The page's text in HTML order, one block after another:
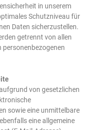
in unserem
Schutzniveau für
Daten sicherzustellen.
getrennt von allen
personenbezogenen
von gesetzlichen
sowie eine unmittelbare
eine allgemeine